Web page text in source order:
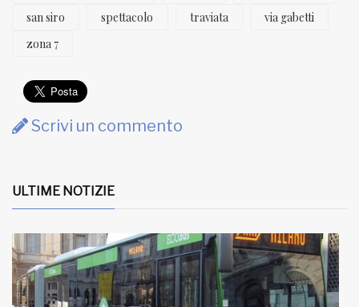
san siro
spettacolo traviata
via gabetti
zona 7
Scrivi un commento
ULTIME NOTIZIE